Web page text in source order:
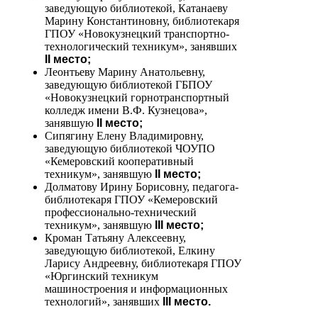
заведующую библиотекой, Катанаеву
Марину Константиновну, библиотекаря
ГПОУ «Новокузнецкий транспортно-
технологический техникум», занявших
II место;
Леонтьеву Марину Анатольевну,
заведующую библиотекой ГБПОУ
«Новокузнецкий горнотранспортный
колледж имени В.Ф. Кузнецова»,
занявшую
II место;
Сипягину Елену Владимировну,
заведующую библиотекой ЧОУПО
«Кемеровский кооперативный
техникум», занявшую
II место;
Долматову Ирину Борисовну, педагога-
библиотекаря ГПОУ «Кемеровский
профессионально-технический
техникум», занявшую
III место;
Кроман Татьяну Алексеевну,
заведующую библиотекой, Елкину
Ларису Андреевну, библиотекаря ГПОУ
«Юргинский техникум
машиностроения и информационных
технологий», занявших
III место.